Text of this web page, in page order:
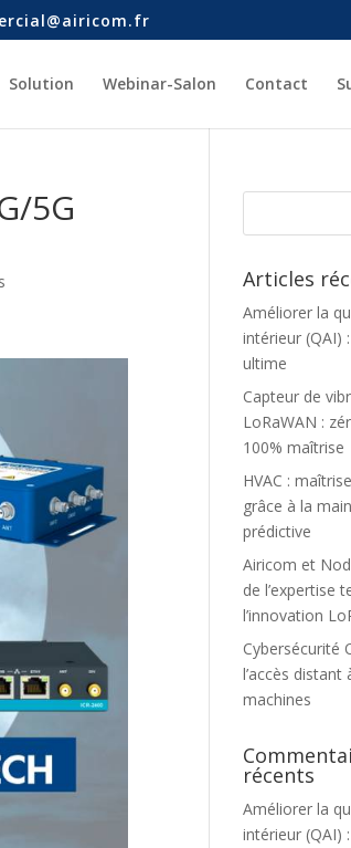
Solution Webinar-Salon Contact
5G
Articles
Améliorer la
intérieur (QAI)
ultime
Capteur de
LoRaWAN :
100% maîtrise
HVAC :
grâce à la
prédictive
Airicom et
de l’expertise
l’innovation
Cybersécurité
l’accès distant
machines
récents
Améliorer la
intérieur (QAI)